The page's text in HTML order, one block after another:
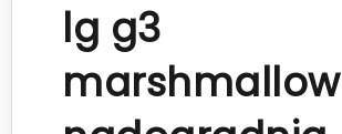
lg g3
marshmallow